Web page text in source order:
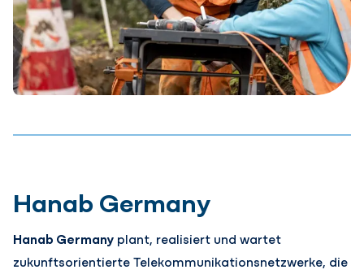
Hanab Germany
Hanab Germany plant, realisiert und wartet
zukunftsorientierte Telekommunikationsnetzwerke, die